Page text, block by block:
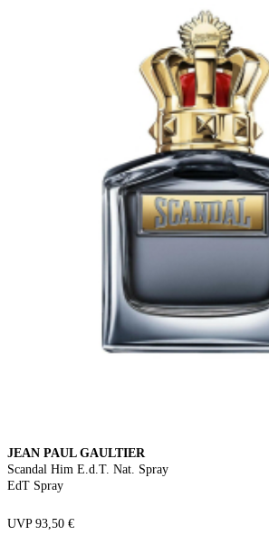
JEAN PAUL GAULTIER
Scandal Him E.d.T. Nat. Spray
EdT Spray
UVP 93,50 €